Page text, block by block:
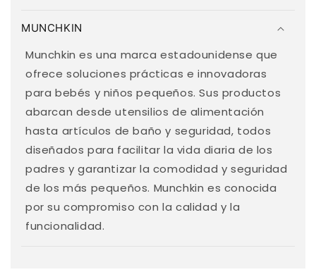
n
t
e
n
d
o
d
e
s
p
MUNCHKIN
Munchkin es una marca estadounidense que
ofrece soluciones prácticas e innovadoras
para bebés y niños pequeños. Sus productos
abarcan desde utensilios de alimentación
hasta artículos de baño y seguridad, todos
diseñados para facilitar la vida diaria de los
padres y garantizar la comodidad y seguridad
de los más pequeños. Munchkin es conocida
por su compromiso con la calidad y la
funcionalidad.